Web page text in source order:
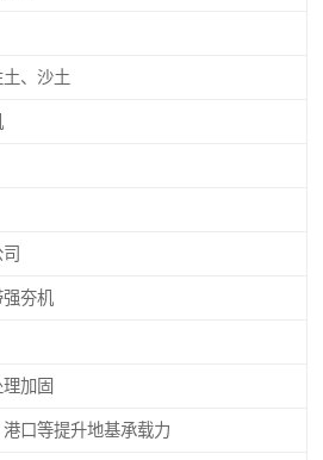
、沙土
夯机
加固
口等提升地基承载力